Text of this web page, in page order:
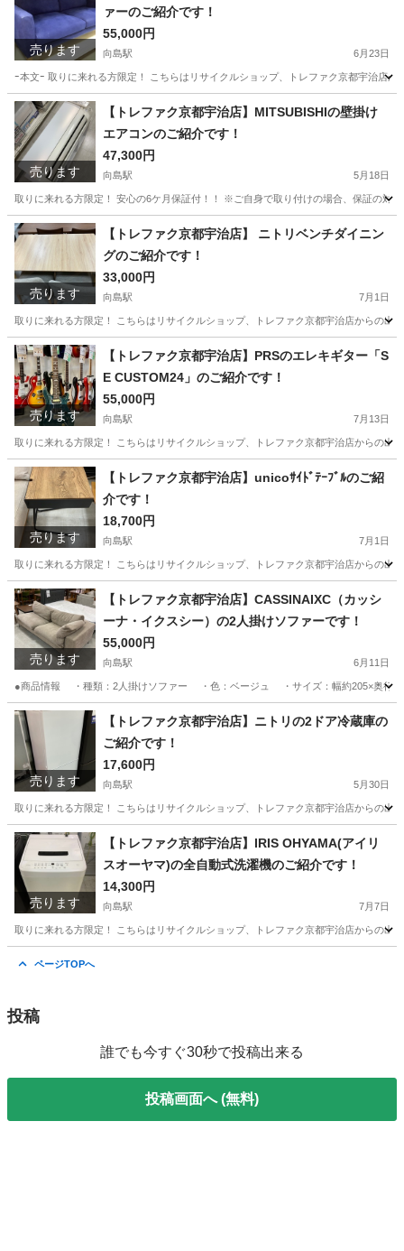
売ります
ァーのご紹介です！
55,000円
向島駅 6月23日
ｰ本文ｰ 取りに来れる方限定！ こちらはリサイクルショップ、トレファク京都宇治店
京都 京都市 向島駅 ソファ トレファク
売ります
【トレファク京都宇治店】MITSUBISHIの壁掛け
エアコンのご紹介です！
47,300円
向島駅 5月18日
取りに来れる方限定！ 安心の6ケ月保証付！！ ※ご自身で取り付けの場合、保証の
京都 京都市 向島駅 季節、空調家電 貸し出し
売ります
【トレファク京都宇治店】 ニトリベンチダイニン
グのご紹介です！
33,000円
向島駅 7月1日
取りに来れる方限定！ こちらはリサイクルショップ、トレファク京都宇治店からの
京都 京都市 向島駅 ダイニングセット
売ります
【トレファク京都宇治店】PRSのエレキギター「S
E CUSTOM24」のご紹介です！
55,000円
向島駅 7月13日
取りに来れる方限定！ こちらはリサイクルショップ、トレファク京都宇治店から
京都 京都市 向島駅 弦楽器、ギター
売ります
【トレファク京都宇治店】unicoｻｲﾄﾞﾃｰﾌﾞﾙのご紹
介です！
18,700円
向島駅 7月1日
取りに来れる方限定！ こちらはリサイクルショップ、トレファク京都宇治店からの
京都 京都市 向島駅 テーブル unico
売ります
【トレファク京都宇治店】CASSINAIXC（カッシ
ーナ・イクスシー）の2人掛けソファーです！
55,000円
向島駅 6月11日
●商品情報 ・種類：2人掛けソファー ・色：ベージュ ・サイズ：幅約205×奥行
京都 京都市 向島駅 ソファ
売ります
【トレファク京都宇治店】ニトリの2ドア冷蔵庫の
ご紹介です！
17,600円
向島駅 5月30日
取りに来れる方限定！ こちらはリサイクルショップ、トレファク京都宇治店からの
京都 京都市 向島駅 キッチン家電
売ります
【トレファク京都宇治店】IRIS OHYAMA(アイリ
スオーヤマ)の全自動式洗濯機のご紹介です！
14,300円
向島駅 7月7日
取りに来れる方限定！ こちらはリサイクルショップ、トレファク京都宇治店からの出
ページTOPへ
投稿
誰でも今すぐ30秒で投稿出来る
投稿画面へ (無料)